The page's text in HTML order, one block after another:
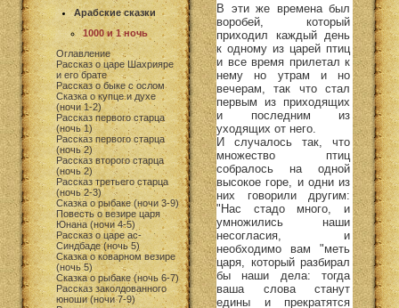
Арабские сказки
1000 и 1 ночь
Оглавление
Рассказ о царе Шахрияре
и его брате
Рассказ о быке с ослом
Сказка о купце и духе
(ночи 1-2)
Рассказ первого старца
(ночь 1)
Рассказ первого старца
(ночь 2)
Рассказ второго старца
(ночь 2)
Рассказ третьего старца
(ночь 2-3)
Сказка о рыбаке (ночи 3-9)
Повесть о везире царя
Юнана (ночи 4-5)
Рассказ о царе ас-
Синдбаде (ночь 5)
Сказка о коварном везире
(ночь 5)
Сказка о рыбаке (ночь 6-7)
Рассказ заколдованного
юноши (ночи 7-9)
В эти же времена был
воробей, который
приходил каждый день
к одному из царей птиц
и все время прилетал к
нему но утрам и но
вечерам, так что стал
первым из приходящих
и последним из
уходящих от него.
И случалось так, что
множество птиц
собралось на одной
высокое горе, и одни из
них говорили другим:
"Нас стадо много, и
умножились наши
несогласия, и
необходимо вам "меть
царя, который разбирал
бы наши дела: тогда
ваша слова станут
едины и прекратятся